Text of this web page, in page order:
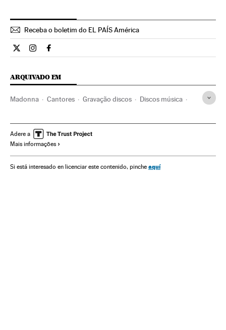
Receba o boletim do EL PAÍS América
Cultura El País Brasil en Twitter
Cultura El País Brasil en Instagram
Cultura El País Brasil en Facebook
ARQUIVADO EM
Madonna Cantores Gravação discos Discos música
Mulheres Gente Música
Adere a
Mais informações
Si está interesado en licenciar este contenido, pinche aquí